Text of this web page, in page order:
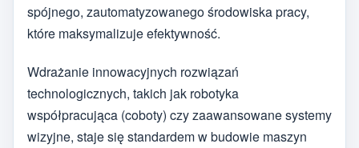
spójnego, zautomatyzowanego środowiska pracy,
które maksymalizuje efektywność.
Wdrażanie innowacyjnych rozwiązań
technologicznych, takich jak robotyka
współpracująca (coboty) czy zaawansowane systemy
wizyjne, staje się standardem w budowie maszyn